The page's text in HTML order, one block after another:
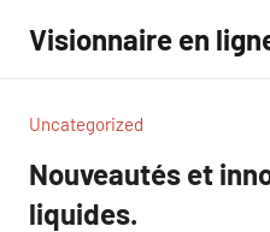
contenu
Visionnaire en
Uncategorized
Nouveautés et
liquides.